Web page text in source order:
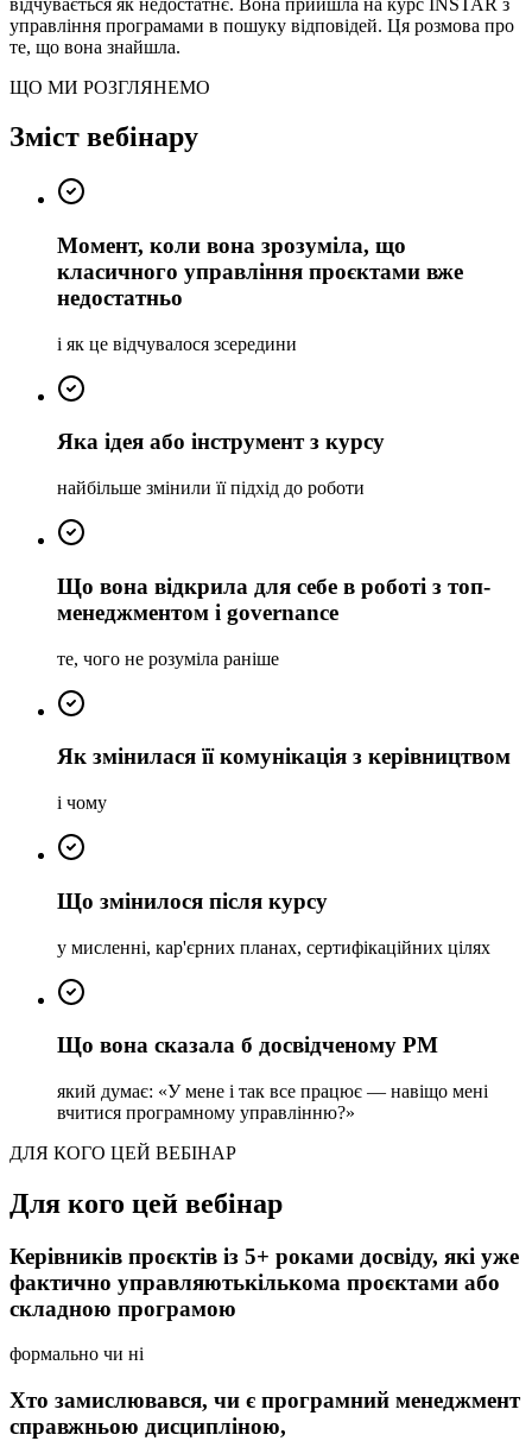
управління програмами в пошуку відповідей. Ця розмова про
те, що вона знайшла.
ЩО МИ РОЗГЛЯНЕМО
Зміст вебінару
Момент, коли вона зрозуміла, що
класичного управління проєктами вже
недостатньо
і як це відчувалося зсередини
Яка ідея або інструмент з курсу
найбільше змінили її підхід до роботи
Що вона відкрила для себе в роботі з топ-
менеджментом і governance
те, чого не розуміла раніше
Як змінилася її комунікація з керівництвом
і чому
Що змінилося після курсу
у мисленні, кар'єрних планах, сертифікаційних цілях
Що вона сказала б досвідченому РМ
який думає: «У мене і так все працює — навіщо мені
вчитися програмному управлінню?»
ДЛЯ КОГО ЦЕЙ ВЕБІНАР
Для кого цей вебінар
Керівників проєктів із 5+ роками досвіду, які уже
фактично управляютькількома проєктами або
складною програмою
формально чи ні
Хто замислювався, чи є програмний менеджмент
справжньою дисципліною,